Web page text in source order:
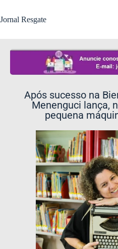
Jornal Resgate
Após sucesso na
Menenguci lança,
pequena